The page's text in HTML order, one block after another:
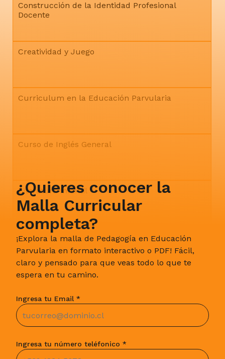
¿Quieres conocer la
Malla Curricular
completa?
¡Explora la malla de Pedagogía en Educación
Parvularia en formato interactivo o PDF! Fácil,
claro y pensado para que veas todo lo que te
espera en tu camino.
Ingresa tu Email *
Ingresa tu número teléfonico *
Construcción de la Identidad Profesional
Docente
Creatividad y Juego
Curriculum en la Educación Parvularia
Curso de Inglés General
Literatura Infantil
Psicología del Desarrollo y Neurociencias
2° Semestre
Curso de Formación General